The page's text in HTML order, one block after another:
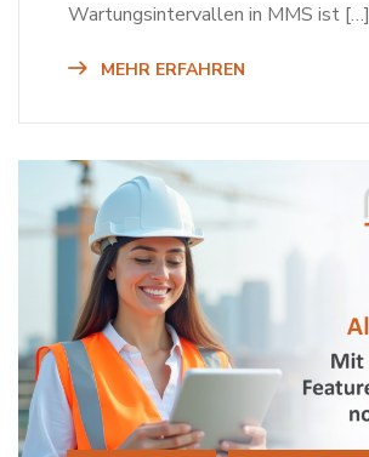
Wartungsintervallen in MMS ist […]
MEHR ERFAHREN